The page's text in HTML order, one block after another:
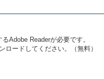
Adobe Readerが必要です。
ロードしてください。（無料）